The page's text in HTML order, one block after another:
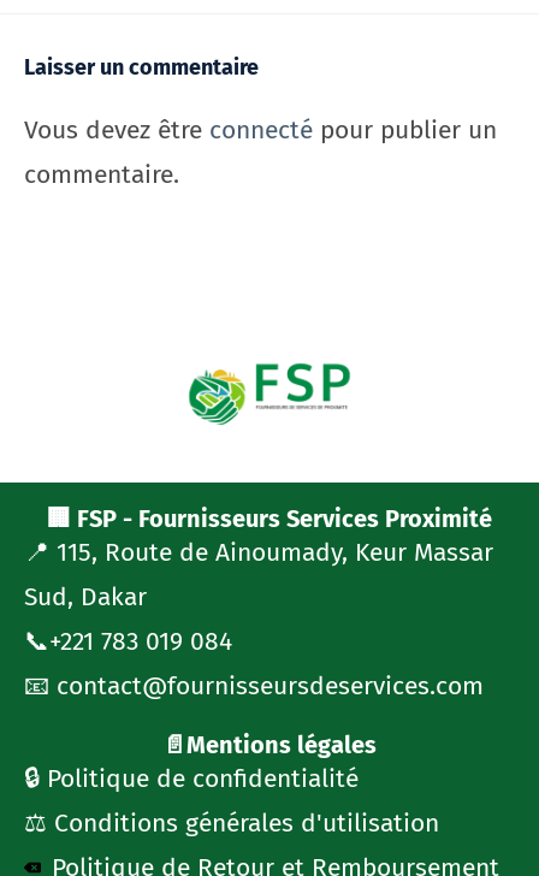
Laisser un commentaire
Vous devez être connecté pour publier un
commentaire.
🏢 FSP - Fournisseurs Services Proximité
📍 115, Route de Ainoumady, Keur Massar
Sud, Dakar
📞+221 783 019 084
📧 contact@fournisseursdeservices.com
📄Mentions légales
🔒 Politique de confidentialité
⚖️ Conditions générales d'utilisation
Politique de Retour et Remboursement